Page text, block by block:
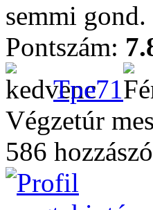
semmi gond.
Pontszám:
Tpe71
Végzetúr
586